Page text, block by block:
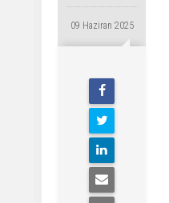
09 Haziran 2025